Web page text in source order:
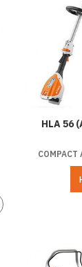
HLA 56